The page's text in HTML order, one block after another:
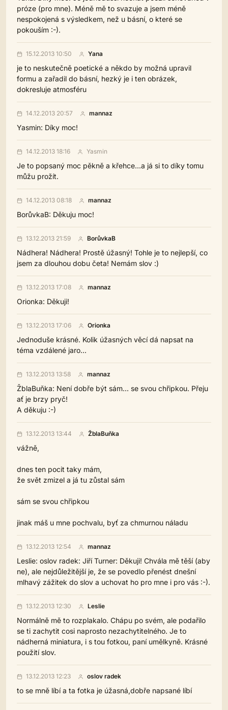
próze (pro mne). Méně mě to svazuje a jsem méně
nespokojená s výsledkem, než u básní, o které se
pokouším :-).
15.12.2013 10:50 Yana
je to neskutečně poetické a někdo by možná upravil
formu a zařadil do básní, hezký je i ten obrázek,
dokresluje atmosféru
14.12.2013 20:57 mannaz
Yasmin: Díky moc!
14.12.2013 18:16 Yasmin
Je to popsaný moc pěkně a křehce...a já si to díky tomu
můžu prožít.
14.12.2013 08:18 mannaz
BorůvkaB: Děkuju moc!
13.12.2013 21:59 BorůvkaB
Nádhera! Nádhera! Prostě úžasný! Tohle je to nejlepší, co
jsem za dlouhou dobu četa! Nemám slov :)
13.12.2013 17:08 mannaz
Orionka: Děkuji!
13.12.2013 17:06 Orionka
Jednoduše krásné. Kolik úžasných věcí dá napsat na
téma vzdálené jaro...
13.12.2013 13:58 mannaz
ŽblaBuňka: Není dobře být sám... se svou chřipkou. Přeju
ať je brzy pryč!
A děkuju :-)
13.12.2013 13:44 ŽblaBuňka
vážně,
dnes ten pocit taky mám,
že svět zmizel a já tu zůstal sám
sám se svou chřipkou
jinak máš u mne pochvalu, byť za chmurnou náladu
13.12.2013 12:54 mannaz
Leslie: oslov radek: Jiří Turner: Děkuji! Chvála mě těší (aby
ne), ale nejdůležitější je, že se povedlo přenést dnešní
mlhavý zážitek do slov a uchovat ho pro mne i pro vás :-).
13.12.2013 12:30 Leslie
Normálně mě to rozplakalo. Chápu po svém, ale podařilo
se ti zachytit cosi naprosto nezachytitelného. Je to
nádherná miniatura, i s tou fotkou, paní umělkyně. Krásné
použití slov.
13.12.2013 12:23 oslov radek
to se mně líbí a ta fotka je úžasná,dobře napsané líbí